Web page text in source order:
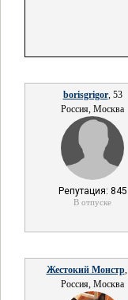
borisgrigor, 53
Россия, Москва
Репутация: 845
В отпуске
Жестокий Монстр
Россия, Москва